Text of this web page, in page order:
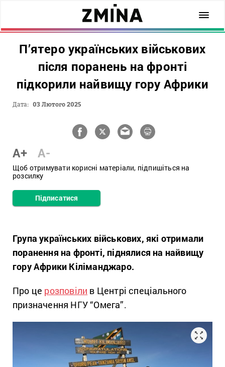
П’ятеро українських військових
після поранень на фронті
підкорили найвищу гору Африки
Дата: 03 Лютого 2025
A+ A-
Щоб отримувати корисні матеріали, підпишіться на
розсилку
Підписатися
Група українських військових, які отримали
поранення на фронті, піднялися на найвищу
гору Африки Кіліманджаро.
Про це розповіли в Центрі спеціального
призначення НГУ “Омега”.